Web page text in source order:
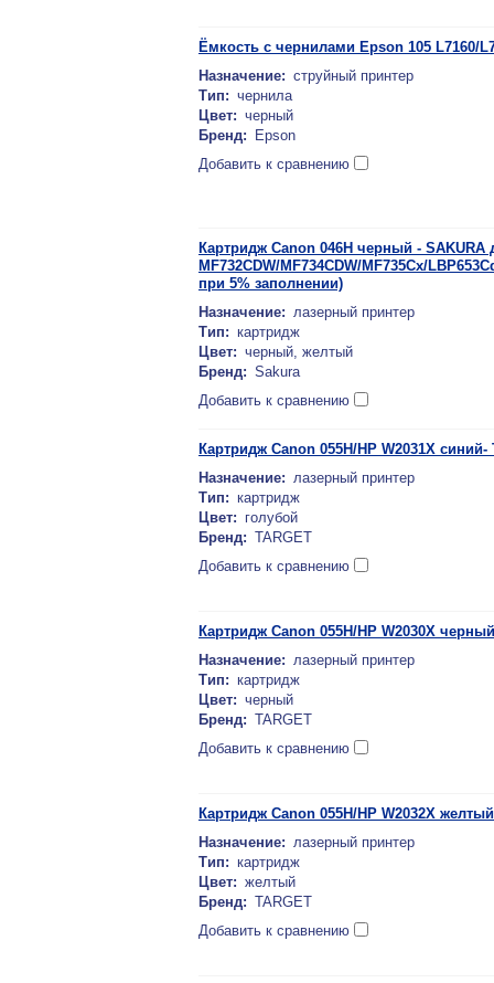
Ёмкость с чернилами Epson 105 L7160/
Назначение: струйный принтер
Тип: чернила
Цвет: черный
Бренд:
Epson
Добавить к сравнению
Картридж Canon 046H черный - SAKURA
MF732CDW/MF734CDW/MF735Cx/
при 5% заполнении)
Назначение: лазерный принтер
Тип: картридж
Цвет: черный, желтый
Бренд: Sakura
Добавить к сравнению
Картридж Canon 055H/HP W2031X
Назначение: лазерный принтер
Тип: картридж
Цвет: голубой
Бренд: TARGET
Добавить к сравнению
Картридж Canon 055H/HP W2030X
Назначение: лазерный принтер
Тип: картридж
Цвет: черный
Бренд: TARGET
Добавить к сравнению
Картридж Canon 055H/HP W2032X
Назначение: лазерный принтер
Тип: картридж
Цвет: желтый
Бренд: TARGET
Добавить к сравнению